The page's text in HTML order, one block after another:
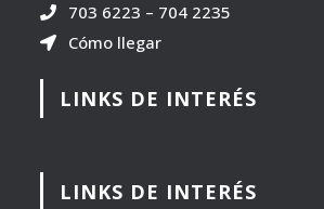
703 6223 – 704 2235
Cómo llegar
LINKS DE INTERÉS
LINKS DE INTERÉS